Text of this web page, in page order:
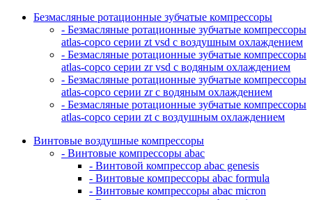
Безмасляные ротационные зубчатые компрессоры
- Безмасляные ротационные зубчатые компрессоры
atlas-copco серии zt vsd с воздушным охлаждением
- Безмасляные ротационные зубчатые компрессоры
atlas-copco серии zr vsd с водяным охлаждением
- Безмасляные ротационные зубчатые компрессоры
atlas-copco серии zr с водяным охлаждением
- Безмасляные ротационные зубчатые компрессоры
atlas-copco серии zt с воздушным охлаждением
Винтовые воздушные компрессоры
- Винтовые компрессоры abac
- Винтовой компрессор abac genesis
- Винтовые компрессоры abac formula
- Винтовые компрессоры abac micron